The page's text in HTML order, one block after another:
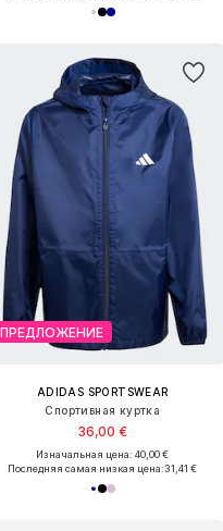
ПРЕДЛОЖЕНИЕ
ADIDAS SPORTSWEAR
Спортивная куртка
36,00 €
Изначальная цена: 40,00 €
Последняя самая низкая цена:31,41 €